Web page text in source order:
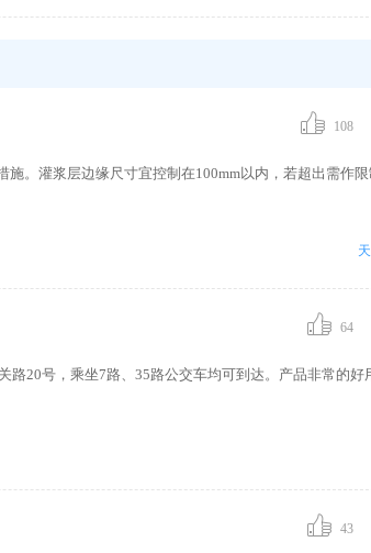
108
。灌浆层边缘尺寸宜控制在100mm以内，若超出需作限
64
20号，乘坐7路、35路公交车均可到达。产品非常的好
43